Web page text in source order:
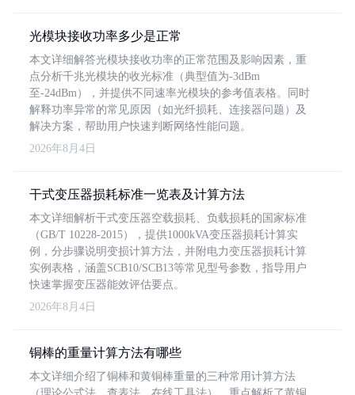
光模块接收功率多少是正常
本文详细解答光模块接收功率的正常范围及影响因素，重
点分析千兆光模块的收光标准（典型值为-3dBm
至-24dBm），并提供不同速率光模块的参考值表格。同时
解释功率异常的常见原因（如光纤损耗、连接器问题）及
解决方案，帮助用户快速判断网络性能问题。
2026年8月4日
干式变压器损耗标准一览表及计算方法
本文详细解析干式变压器空载损耗、负载损耗的国家标准
（GB/T 10228-2015），提供1000kVA变压器损耗计算实
例，分步骤说明变损计算方法，并附电力变压器损耗计算
实例表格，涵盖SCB10/SCB13等常见型号参数，指导用户
快速掌握变压器能效评估要点。
2026年8月4日
铜棒的重量计算方法有哪些
本文详细介绍了铜棒和黄铜棒重量的三种常用计算方法